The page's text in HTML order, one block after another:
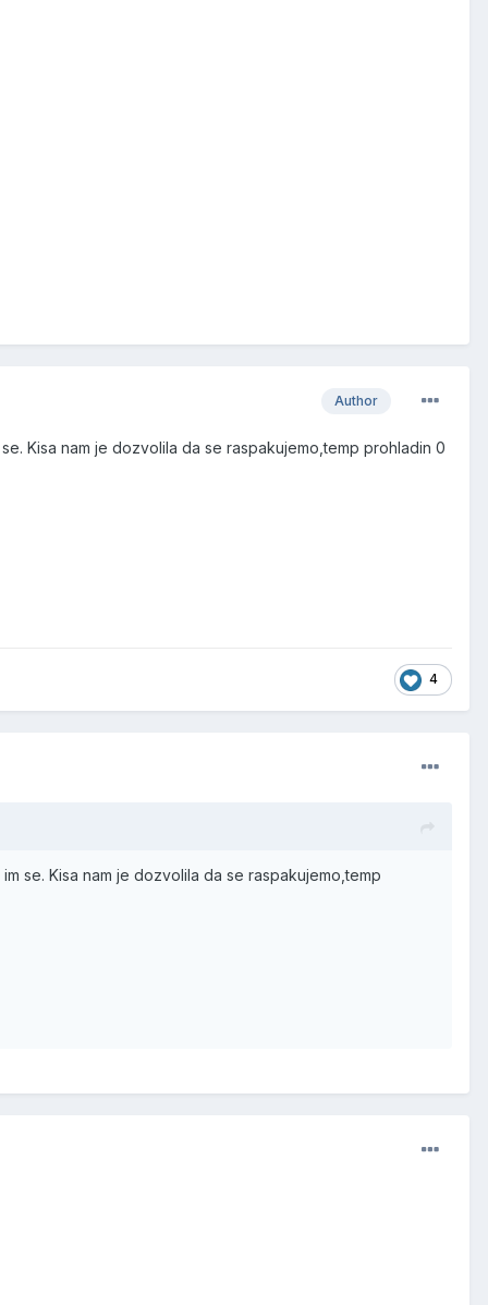
Author
Kisa nam je dozvolila da se raspakujemo,temp prohladin 0
4
se. Kisa nam je dozvolila da se raspakujemo,temp